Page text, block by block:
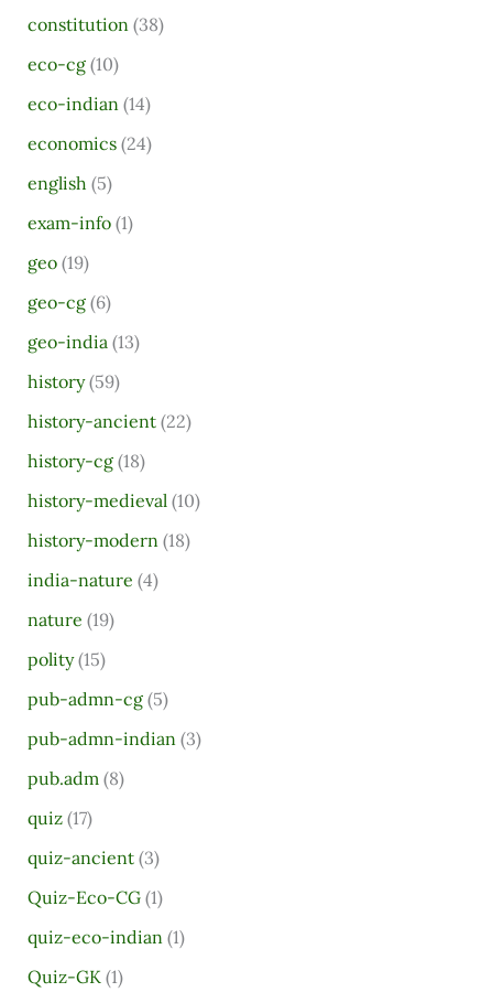
c
h
f
o
r
constitution (38)
eco-cg(10)
eco-indian (14)
economics(24)
english (5)
exam-info(1)
geo(19)
geo-cg(6)
geo-india (13)
history(59)
history-ancient(22)
history-cg(18)
history-medieval (10)
history-modern (18)
india-nature (4)
nature (19)
polity(15)
pub-admn-cg(5)
pub-admn-indian (3)
pub.adm (8)
quiz(17)
quiz-ancient(3)
Quiz-Eco-CG(1)
quiz-eco-indian (1)
Quiz-GK (1)